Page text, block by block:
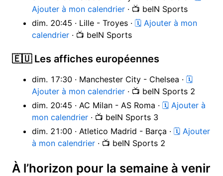
Ajouter à mon calendrier · 📺 beIN Sports
dim. 20:45 · Lille - Troyes · 🗓 Ajouter à mon
calendrier · 📺 beIN Sports
🇪🇺 Les affiches européennes
dim. 17:30 · Manchester City - Chelsea · 🗓
Ajouter à mon calendrier · 📺 beIN Sports 2
dim. 20:45 · AC Milan - AS Roma · 🗓 Ajouter à
mon calendrier · 📺 beIN Sports 3
dim. 21:00 · Atletico Madrid - Barça · 🗓 Ajouter
à mon calendrier · 📺 beIN Sports 2
À l’horizon pour la semaine à venir